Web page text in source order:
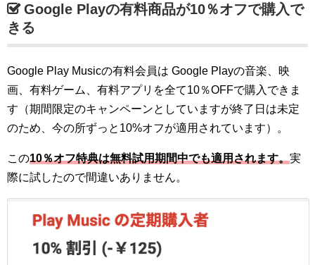
Google Playの有料商品が10％オフで購入で
きる
Google Play Musicの有料会員は Google Playの音楽、映
画、有料ゲーム、有料アプリを全て10％OFFで購入できま
す（期間限定のキャンペーンとしていますが終了日は未定
のため、今の所ずっと10%オフが適用されています）。
この10％オフ特典は無料試用期間中でも適用されます。実
際に試したので間違いありません。